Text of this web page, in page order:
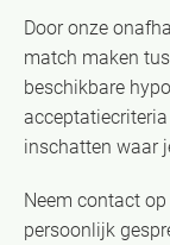
Door onze
match maken
beschikbare
inschatten waar
Neem contact op
persoonlijk